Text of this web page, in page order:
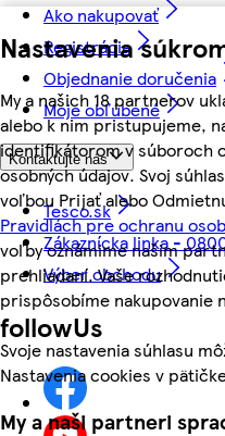
Nastavenia
My a našich 18 partnerov
alebo k nim pristupujeme,
identifikátorom v súboroch
osobných údajov. Svoj
voľbou Prijať alebo
Pravidlách pre ochranu
voľby oznámime našim
prehliadaní. Vaše
prispôsobíme nakupovanie
Svoje nastavenia súhlasu
Nastavenia cookies v
My a naši partneri
Ako nakupovať
Registrácia
Objednanie doručenia
Moje obľúbené
Kontaktujte nás
Tesco.sk
Zákaznícka linka -
Výber obchodu
followUs